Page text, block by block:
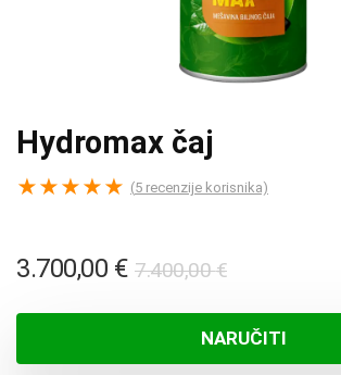
Hydromax čaj
★★★★★ (5 recenzije korisnika)
7.400,00€Izvorna
bila
je:
3.700,00 €
Trenutna
je:
3.700,00
NARUČITI